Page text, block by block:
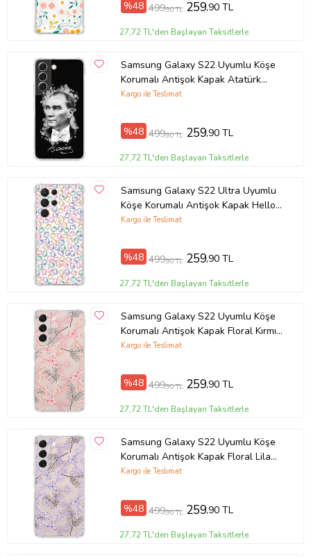
Ürün Kodu:kcm1035815
%48 499,90 TL 259,90 TL
27,72 TL'den Başlayan Taksitlerle
Samsung Galaxy S22 Uyumlu Köşe
Korumalı Antişok Kapak Atatürk
Kargo ile Teslimat
%48 499,90 TL 259,90 TL
27,72 TL'den Başlayan Taksitlerle
Samsung Galaxy S22 Ultra Uyumlu
Köşe Korumalı Antişok Kapak Hello
Kargo ile Teslimat
%48 499,90 TL 259,90 TL
27,72 TL'den Başlayan Taksitlerle
Samsung Galaxy S22 Uyumlu Köşe
Korumalı Antişok Kapak Floral Kırmızı
Kargo ile Teslimat
%48 499,90 TL 259,90 TL
27,72 TL'den Başlayan Taksitlerle
Samsung Galaxy S22 Uyumlu Köşe
Korumalı Antişok Kapak Floral Lila
Kargo ile Teslimat
%48 499,90 TL 259,90 TL
27,72 TL'den Başlayan Taksitlerle